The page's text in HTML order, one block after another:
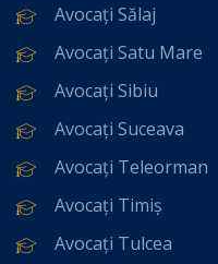
Avocați Sălaj
Avocați Satu Mare
Avocați Sibiu
Avocați Suceava
Avocați Teleorman
Avocați Timiș
Avocați Tulcea